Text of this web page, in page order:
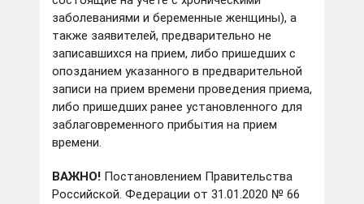
заболеваниями и беременные женщины), а
также заявителей, предварительно не
записавшихся на прием, либо пришедших с
опозданием указанного в предварительной
записи на прием времени проведения приема,
либо пришедших ранее установленного для
заблаговременного прибытия на прием
времени.
ВАЖНО! Постановлением Правительства
Российской. Федерации от 31.01.2020 № 66